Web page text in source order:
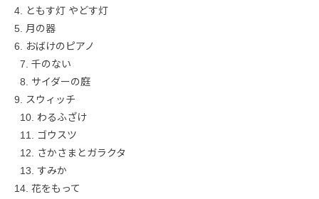
4. ともす灯 やどす灯
5. 月の器
6. おばけのピアノ
7. 千のない
8. サイダーの庭
9. スウィッチ
10. わるふざけ
11. ゴウスツ
12. さかさまとガラクタ
13. すみか
14. 花をもって